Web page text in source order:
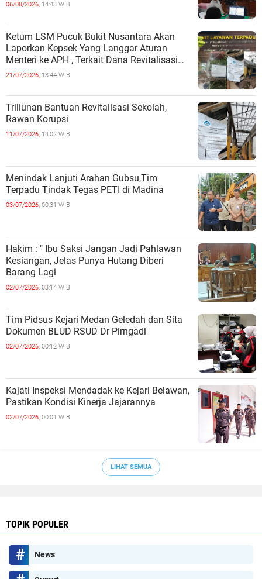
06/08/2026, 14:43 WIB
Ketum LSM Pucuk Bukit Nusantara Akan
Laporkan Kepsek Yang Langgar Aturan
Menteri ke APH , Terkait Dana Revitalisasi
Sekolah
21/07/2026, 13:44 WIB
Triliunan Bantuan Revitalisasi Sekolah,
Rawan Korupsi
11/07/2026, 14:02 WIB
Menindak Lanjuti Arahan Gubsu,Tim
Terpadu Tindak Tegas PETI di Madina
03/07/2026, 00:31 WIB
Hakim : " Ibu Saksi Jangan Jadi Pahlawan
Kesiangan, Jelas Punya Hutang Diberi
Barang Lagi
02/07/2026, 03:14 WIB
Tim Pidsus Kejari Medan Geledah dan Sita
Dokumen BLUD RSUD Dr Pirngadi
02/07/2026, 00:12 WIB
Kajati Inspeksi Mendadak ke Kejari Belawan,
Pastikan Kondisi Kinerja Jajarannya
02/07/2026, 00:01 WIB
LIHAT SEMUA
TOPIK POPULER
News